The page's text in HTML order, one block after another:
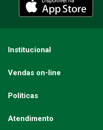
ENVIAR
Institucional
Vendas on-line
Políticas
Atendimento